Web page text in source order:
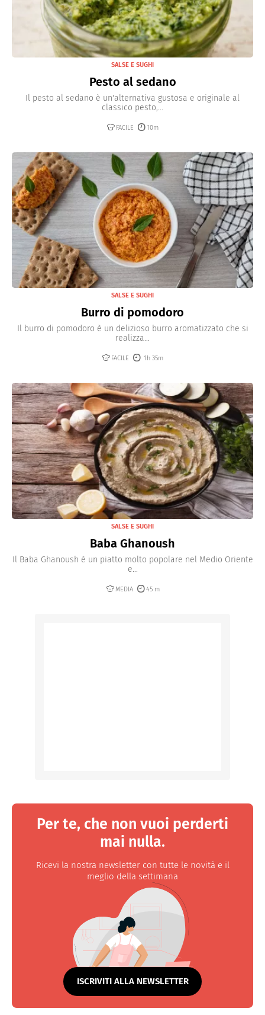
SALSE E SUGHI
Pesto al sedano
Il pesto al sedano è un'alternativa gustosa e originale al
classico pesto,...
FACILE 10m
SALSE E SUGHI
Burro di pomodoro
Il burro di pomodoro è un delizioso burro aromatizzato che si
realizza...
FACILE 1h 35m
SALSE E SUGHI
Baba Ghanoush
Il Baba Ghanoush è un piatto molto popolare nel Medio Oriente
e...
MEDIA 45 m
Per te, che non vuoi perderti
mai nulla.
Ricevi la nostra newsletter con tutte le novità e il
meglio della settimana
ISCRIVITI ALLA NEWSLETTER